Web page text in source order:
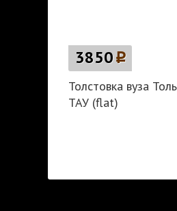
3850p
Толстовка вуза
ТАУ (flat)